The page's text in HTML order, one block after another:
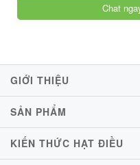
Chat
GIỚI THIỆU
SẢN PHẨM
KIẾN THỨC HẠT ĐIỀU